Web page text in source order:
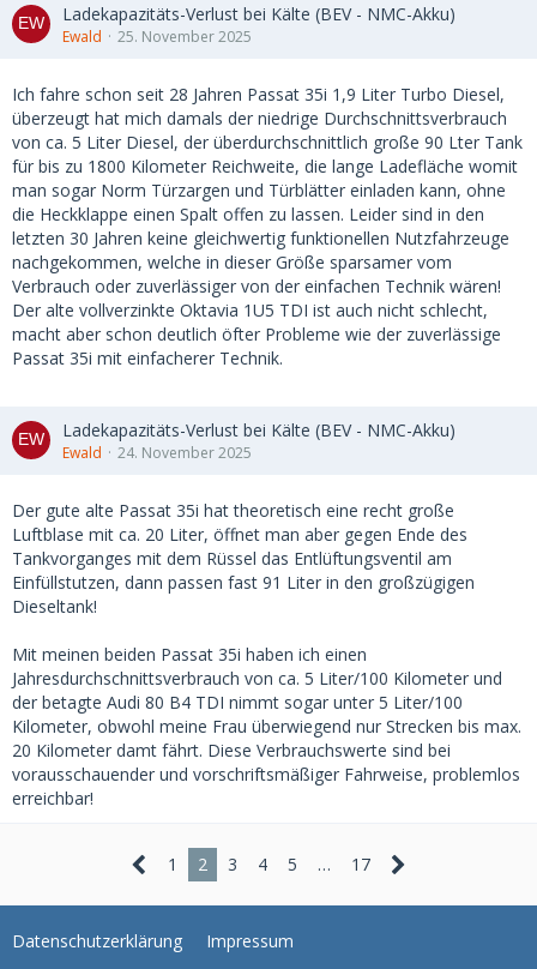
Ladekapazitäts-Verlust bei Kälte (BEV - NMC-Akku)
Ewald 25. November 2025
Ich fahre schon seit 28 Jahren Passat 35i 1,9 Liter Turbo Diesel,
überzeugt hat mich damals der niedrige Durchschnittsverbrauch
von ca. 5 Liter Diesel, der überdurchschnittlich große 90 Lter Tank
für bis zu 1800 Kilometer Reichweite, die lange Ladefläche womit
man sogar Norm Türzargen und Türblätter einladen kann, ohne
die Heckklappe einen Spalt offen zu lassen. Leider sind in den
letzten 30 Jahren keine gleichwertig funktionellen Nutzfahrzeuge
nachgekommen, welche in dieser Größe sparsamer vom
Verbrauch oder zuverlässiger von der einfachen Technik wären!
Der alte vollverzinkte Oktavia 1U5 TDI ist auch nicht schlecht,
macht aber schon deutlich öfter Probleme wie der zuverlässige
Passat 35i mit einfacherer Technik.
Ladekapazitäts-Verlust bei Kälte (BEV - NMC-Akku)
Ewald 24. November 2025
Der gute alte Passat 35i hat theoretisch eine recht große
Luftblase mit ca. 20 Liter, öffnet man aber gegen Ende des
Tankvorganges mit dem Rüssel das Entlüftungsventil am
Einfüllstutzen, dann passen fast 91 Liter in den großzügigen
Dieseltank!
Mit meinen beiden Passat 35i haben ich einen
Jahresdurchschnittsverbrauch von ca. 5 Liter/100 Kilometer und
der betagte Audi 80 B4 TDI nimmt sogar unter 5 Liter/100
Kilometer, obwohl meine Frau überwiegend nur Strecken bis max.
20 Kilometer damt fährt. Diese Verbrauchswerte sind bei
vorausschauender und vorschriftsmäßiger Fahrweise, problemlos
erreichbar!
1 2 3 4 5 … 17
Datenschutzerklärung Impressum